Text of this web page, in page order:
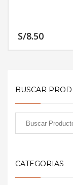
S/8.50
BUSCAR
CATEGORIAS